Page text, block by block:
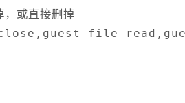
或直接删掉
close,guest-file-